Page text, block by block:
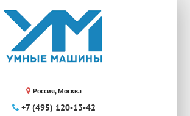
Россия, Москва
+7 (495) 120-13-42